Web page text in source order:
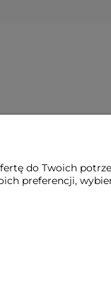
do Twoich
preferencji,